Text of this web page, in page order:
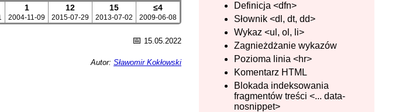
Definicja <dfn>
Słownik <dl, dt, dd>
Wykaz <ul, ol, li>
Zagnieżdżanie wykazów
Pozioma linia <hr>
Komentarz HTML
Blokada indeksowania
fragmentów treści <... data-
nosnippet>
1
2004-11-09
12
2015-07-29
15
2013-07-02
≤4
2009-06-08
📅 15.05.2022
Autor: Sławomir Kokłowski